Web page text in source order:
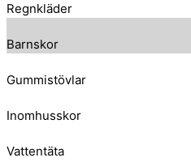
Regnkläder
Barnskor
Gummistövlar
Inomhusskor
Vattentäta